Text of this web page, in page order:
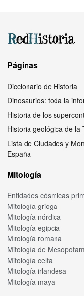
Páginas
Diccionario de Historia
Dinosaurios: toda la
Historia de los
Historia geológica de la
Lista de Ciudades y
España
Mitología
Entidades cósmicas
Mitología griega
Mitología nórdica
Mitología egipcia
Mitología romana
Mitología de
Mitología celta
Mitología irlandesa
Mitología maya